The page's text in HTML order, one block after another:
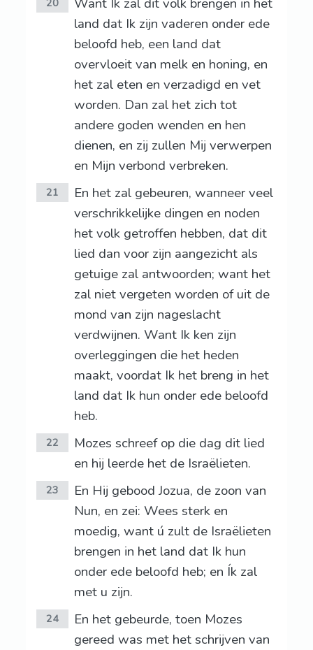
20
Want Ik zal dit volk brengen in het
land dat Ik zijn vaderen onder ede
beloofd heb, een land dat
overvloeit van melk en honing, en
het zal eten en verzadigd en vet
worden. Dan zal het zich tot
andere goden wenden en hen
dienen, en zij zullen Mij verwerpen
en Mijn verbond verbreken.
21
En het zal gebeuren, wanneer veel
verschrikkelijke dingen en noden
het volk getroffen hebben, dat dit
lied dan voor zijn aangezicht als
getuige zal antwoorden; want het
zal niet vergeten worden of uit de
mond van zijn nageslacht
verdwijnen. Want Ik ken zijn
overleggingen die het heden
maakt, voordat Ik het breng in het
land dat Ik hun onder ede beloofd
heb.
22
Mozes schreef op die dag dit lied
en hij leerde het de Israëlieten.
23
En Hij gebood Jozua, de zoon van
Nun, en zei: Wees sterk en
moedig, want ú zult de Israëlieten
brengen in het land dat Ik hun
onder ede beloofd heb; en Ík zal
met u zijn.
24
En het gebeurde, toen Mozes
gereed was met het schrijven van